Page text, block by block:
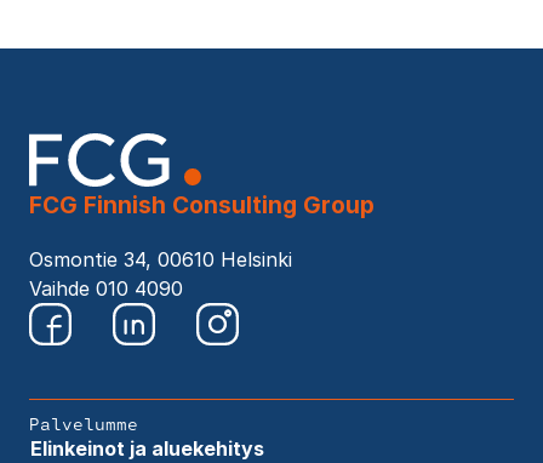
FCG Finnish Consulting Group
Osmontie 34, 00610 Helsinki
Vaihde 010 4090
Palvelumme
Elinkeinot ja aluekehitys